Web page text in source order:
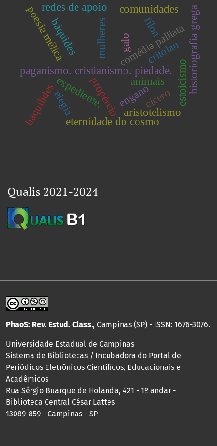
expediente.
paganismo. cristianismo. piedade.
báquides
animais
mulheres
engano
comédia palliata
baquílides
poesia mélica
elegia propércio
galo
fílon
critolau
eternidade do cosmo
aristotelismo
estoicismo
redes de apoio historiografia grega
comunidades
cícero
Qualis 2021-2024
PhaoS: Rev. Estud. Class., Campinas (SP) - ISSN: 1676-3076.
Universidade Estadual de Campinas
Sistema de Bibliotecas / Incubadora do Portal de
Periódicos Eletrônicos Científicos, Educacionais e
Acadêmicos
Rua Sérgio Buarque de Holanda, 421 - 1º andar -
Biblioteca Central César Lattes
13089-859 - Campinas - SP